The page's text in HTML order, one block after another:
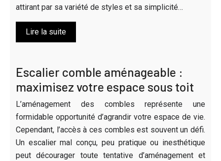
attirant par sa variété de styles et sa simplicité…
Lire la suite
Escalier comble aménageable :
maximisez votre espace sous toit
L’aménagement des combles représente une
formidable opportunité d’agrandir votre espace de vie.
Cependant, l’accès à ces combles est souvent un défi.
Un escalier mal conçu, peu pratique ou inesthétique
peut décourager toute tentative d’aménagement et